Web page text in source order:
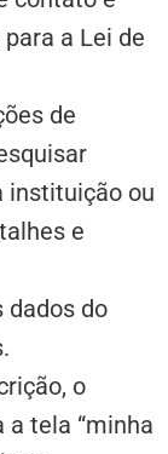
a Lei de
de
instituição ou
e
dados do
o
a tela “minha